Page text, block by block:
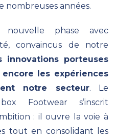
nombreuses années.
phase avec
convaincus de notre
innovations porteuses
les expériences
notre secteur. Le
Footwear s’inscrit
: il ouvre la voie à
tout en consolidant les